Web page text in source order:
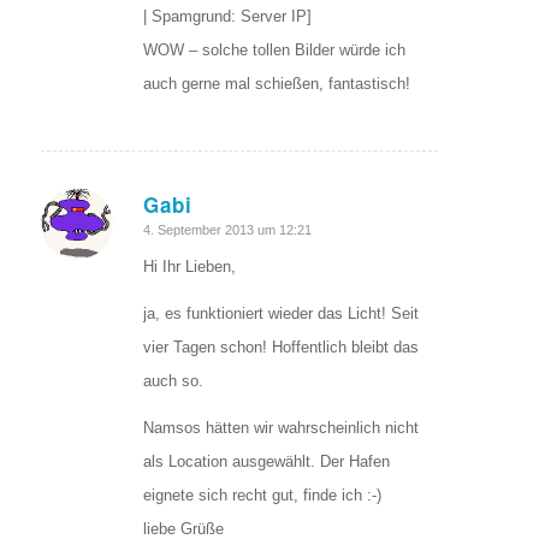
| Spamgrund: Server IP]
WOW – solche tollen Bilder würde ich
auch gerne mal schießen, fantastisch!
Gabi
sagte:
4. September 2013 um 12:21
Hi Ihr Lieben,
ja, es funktioniert wieder das Licht! Seit
vier Tagen schon! Hoffentlich bleibt das
auch so.
Namsos hätten wir wahrscheinlich nicht
als Location ausgewählt. Der Hafen
eignete sich recht gut, finde ich :-)
liebe Grüße